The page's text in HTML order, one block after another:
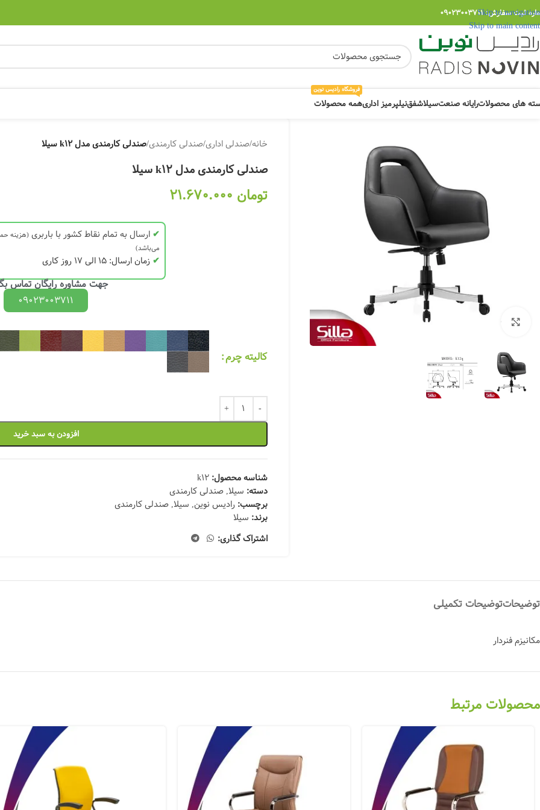
Skip to navigation
Skip to main content
ثبت سفارش: 09023003711
های محصولاترایانه صنعتسیلاشفقنیلپرمیز اداریهمه محصولات
فروشگاه رادیس نوین
خانه/صندلی اداری/صندلی کارمندی/صندلی کارمندی مدل k12 سیلا
صندلی کارمندی مدل k12 سیلا
تومان
✔ ارسال به تمام نقاط کشور با باربری(هزینه
می‌باشد)
✔ زمان ارسال: 15 الی 17 روز کاری
جهت مشاوره رایگان تماس
09023003711
کالیته چرم
افزودن به سبد خرید
شناسه محصول:k12
دسته: سیلا,صندلی کارمندی
برچسب: رادیس نوین, سیلا,صندلی کارمندی
برند: سیلا
اشتراک گذاری:
توضیحاتتوضیحات تکمیلی
مکانیزم فنردار
محصولات مرتبط